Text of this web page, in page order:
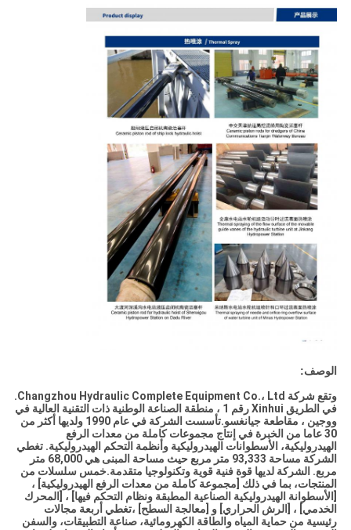
الوصف:
وتقع شركة Changzhou Hydraulic Complete Equipment Co.، Ltd.
في الطريق Xinhui رقم 1 ، منطقة الصناعة الوطنية ذات التقنية العالية في
ووجين ، مقاطعة جيانغسو.تأسست الشركة في عام 1990 ولديها أكثر من
30 عاما من الخبرة في إنتاج مجموعات كاملة من معدات الرفع
الهيدروليكية، الأسطوانات الهيدروليكية وأنظمة التحكم الهيدروليكية. تغطي
الشركة مساحة 93,333 متر مربع حيث مساحة المبنى هي 68,000 متر
مربع. الشركة لديها قوة فنية قوية وتكنولوجيا متقدمة.خمس سلسلات من
المنتجات، بما في ذلك [مجموعة كاملة من معدات الرفع الهيدروليكية] ،
[الأسطوانة الهيدروليكية الصناعية المطبقة ونظام التحكم فيها] ، [المحرك
الخدمي] ، [الرش الحراري] و [معالجة السطح] ،تغطي أربعة مجالات
رئيسية من حماية المياه والطاقة الكهرومائية، صناعة التطبيقات، والسفن